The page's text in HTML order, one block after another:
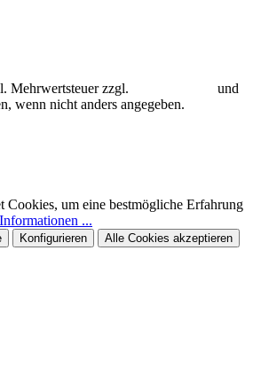
Mehrwertsteuer zzgl.
und
wenn nicht anders angegeben.
Cookies, um eine bestmögliche Erfahrung
...
Konfigurieren Alle Cookies akzeptieren